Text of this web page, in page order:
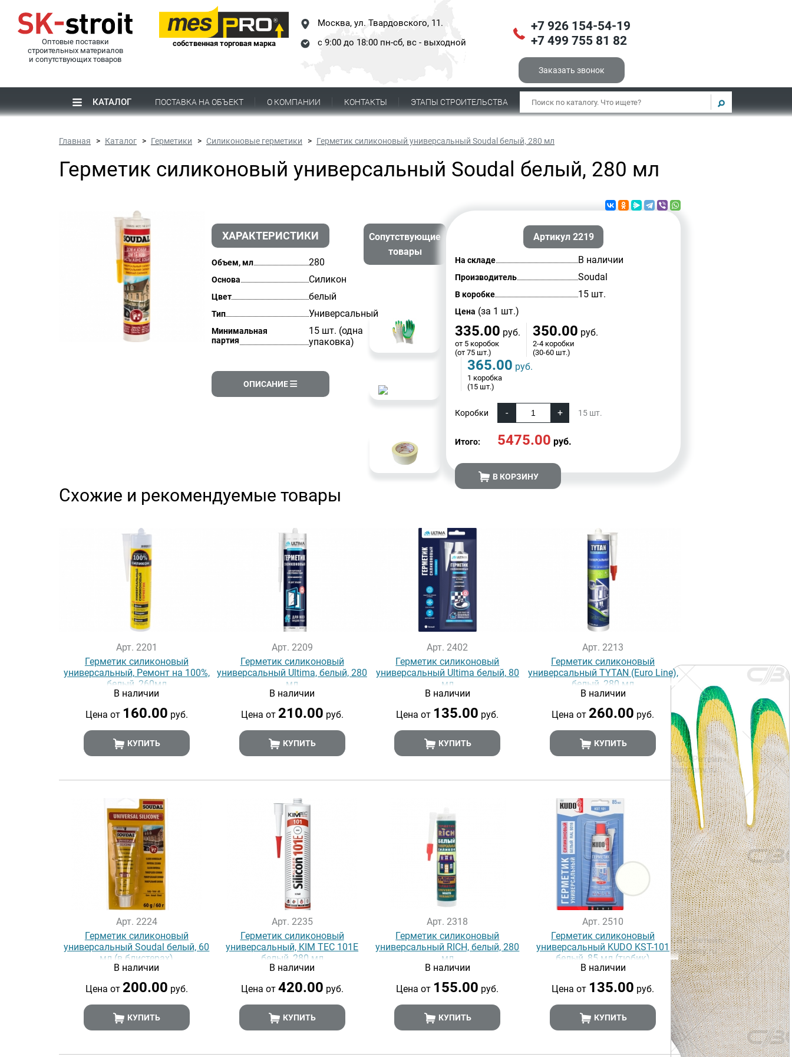
Оптовые поставки
строительных материалов
и сопутствующих товаров
собственная торговая марка
Москва, ул. Твардовского, 11.
с 9:00 до 18:00 пн-сб, вс - выходной
+7 926 154-54-19
+7 499 755 81 82
Заказать звонок
КАТАЛОГ ПОСТАВКА НА ОБЪЕКТ О КОМПАНИИ КОНТАКТЫ ЭТАПЫ СТРОИТЕЛЬСТВА
Главная Каталог Герметики Силиконовые герметики Герметик силиконовый универсальный Soudal белый, 280 мл
Герметик силиконовый универсальный Soudal белый, 280 мл
ХАРАКТЕРИСТИКИ
Объем, мл 280
Основа Силикон
Цвет белый
Тип Универсальный
Минимальная
партия
15 шт. (одна
упаковка)
ОПИСАНИЕ
Сопутствующие
товары
Артикул 2219
На складе В наличии
Производитель Soudal
В коробке 15 шт.
Цена (за 1 шт.)
335.00 руб.
от 5 коробок
(от 75 шт.)
350.00 руб.
2-4 коробки
(30-60 шт.)
365.00 руб.
1 коробка
(15 шт.)
Коробки 15 шт.
Итого: 5475.00 руб.
В КОРЗИНУ
Схожие и рекомендуемые товары
Арт. 2201
Герметик силиконовый
универсальный, Ремонт на 100%,
белый, 260мл
В наличии
Цена от 160.00 руб.
КУПИТЬ
Арт. 2209
Герметик силиконовый
универсальный Ultima, белый, 280
мл
В наличии
Цена от 210.00 руб.
КУПИТЬ
Арт. 2402
Герметик силиконовый
универсальный Ultima белый, 80
мл
В наличии
Цена от 135.00 руб.
КУПИТЬ
Арт. 2213
Герметик силиконовый
универсальный TYTAN (Euro Line),
белый, 280 мл
В наличии
Цена от 260.00 руб.
КУПИТЬ
Арт. 2224
Герметик силиконовый
универсальный Soudal белый, 60
мл (в блистерах)
В наличии
Цена от 200.00 руб.
КУПИТЬ
Арт. 2235
Герметик силиконовый
универсальный, KIM TEC 101E
белый, 280 мл
В наличии
Цена от 420.00 руб.
КУПИТЬ
Арт. 2318
Герметик силиконовый
универсальный RICH, белый, 280
мл
В наличии
Цена от 155.00 руб.
КУПИТЬ
Арт. 2510
Герметик силиконовый
универсальный KUDO KST-101
белый, 85 мл (тюбик)
В наличии
Цена от 135.00 руб.
КУПИТЬ